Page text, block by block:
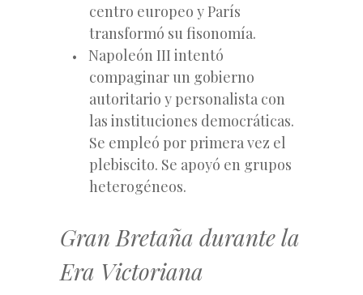
centro europeo y París
transformó su fisonomía.
Napoleón III intentó
compaginar un gobierno
autoritario y personalista con
las instituciones democráticas.
Se empleó por primera vez el
plebiscito. Se apoyó en grupos
heterogéneos.
Gran Bretaña durante la
Era Victoriana